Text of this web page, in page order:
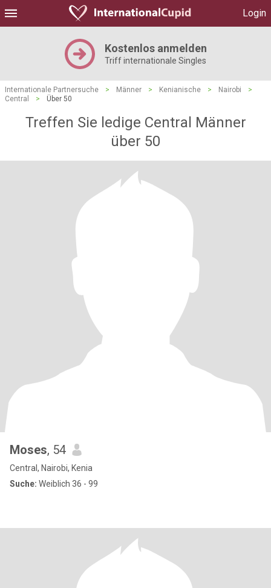
Login
Kostenlos anmelden
Triff internationale Singles
Internationale Partnersuche > Männer > Kenianische > Nairobi
>
Central
> Über 50
Treffen Sie ledige Central Männer
über 50
Moses, 54
Central, Nairobi, Kenia
Suche: Weiblich 36 - 99